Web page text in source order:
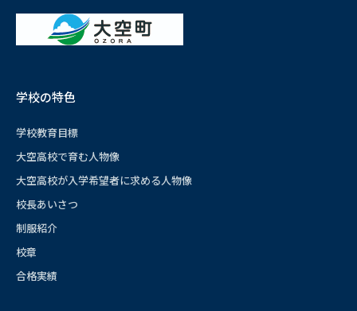
学校の特色
学校教育目標
大空高校で育む人物像
大空高校が入学希望者に求める人物像
校長あいさつ
制服紹介
校章
合格実績